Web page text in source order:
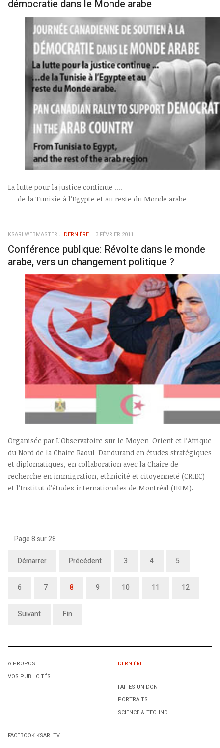
démocratie dans le Monde arabe
La lutte pour la justice continue ....
.... de la Tunisie à l’Egypte et au reste du Monde arabe
KSARI WEBMASTER DERNIÈRE 3 FÉVRIER 2011
Conférence publique: Révolte dans le monde
arabe, vers un changement politique ?
Organisée par L'Observatoire sur le Moyen-Orient et l’Afrique
du Nord de la Chaire Raoul-Dandurand en études stratégiques
et diplomatiques, en collaboration avec la Chaire de
recherche en immigration, ethnicité et citoyenneté (CRIEC)
et l’Institut d’études internationales de Montréal (IEIM).
Page 8 sur 28
Démarrer Précédent 3 4 5
6 7 8 9 10 11 12
Suivant Fin
A PROPOS
VOS PUBLICITÉS
DERNIÈRE
FAITES UN DON
PORTRAITS
SCIENCE & TECHNO
FACEBOOK KSARI.TV